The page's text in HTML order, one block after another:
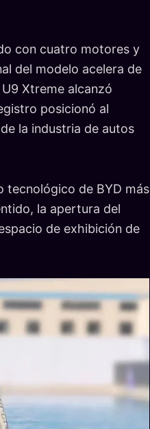
con cuatro motores y
del modelo acelera de
Xtreme alcanzó
posicionó al
la industria de autos
tecnológico de BYD más
la apertura del
de exhibición de